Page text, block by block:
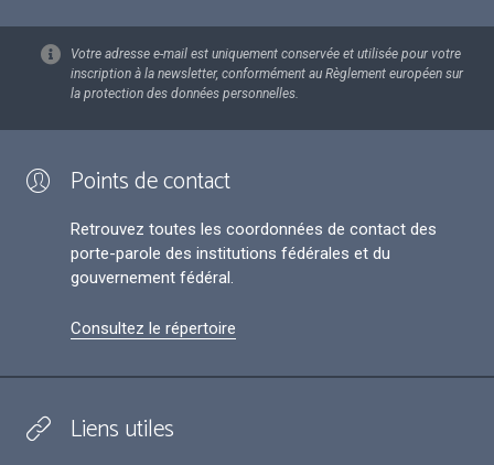
Votre adresse e-mail est uniquement conservée et utilisée pour votre
inscription à la newsletter, conformément au Règlement européen sur
la protection des données personnelles.
Points de contact
Retrouvez toutes les coordonnées de contact des
porte-parole des institutions fédérales et du
gouvernement fédéral.
Consultez le répertoire
Liens utiles